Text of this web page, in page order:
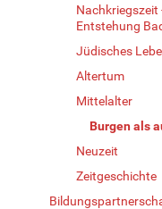
Nachkriegszeit
Entstehung
Jüdisches
Altertum
Mittelalter
Burgen als
Neuzeit
Zeitgeschichte